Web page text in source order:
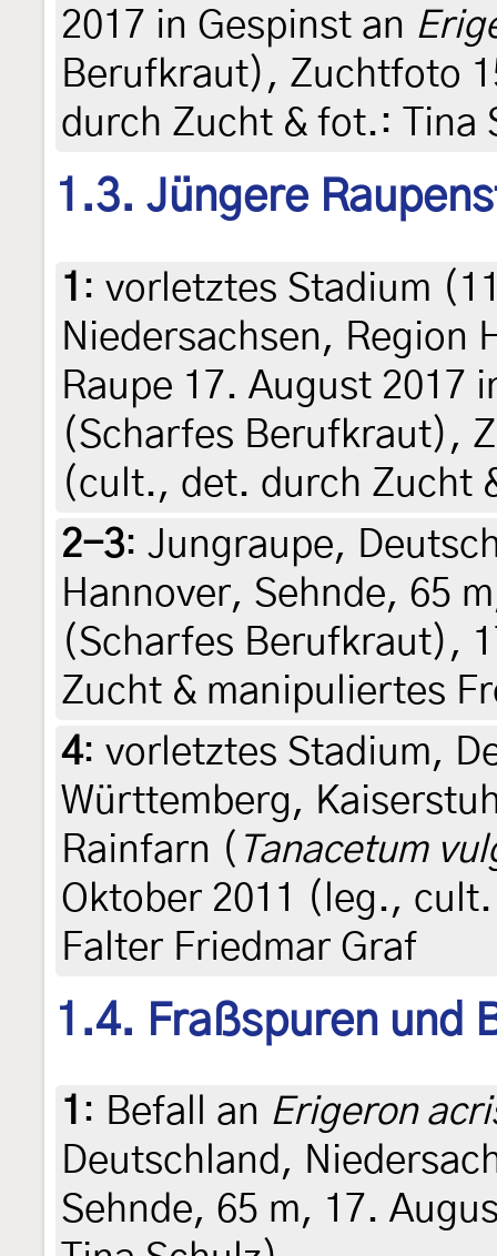
2017 in Gespinst an
Berufkraut), Zuchtfoto
durch Zucht & fot.: Tina
1.3. Jüngere
1 : vorletztes Stadium
Niedersachsen, Region
Raupe 17. August 2017
(Scharfes Berufkraut),
(cult., det. durch Zucht
2-3: Jungraupe,
Hannover, Sehnde, 65
(Scharfes Berufkraut),
Zucht & manipuliertes
4: vorletztes Stadium,
Württemberg,
Rainfarn ( Tanacetum
Oktober 2011 (leg.,
Falter Friedmar Graf
1.4. Fraßspuren und
1 : Befall an Erigeron
Deutschland,
Sehnde, 65 m, 17.